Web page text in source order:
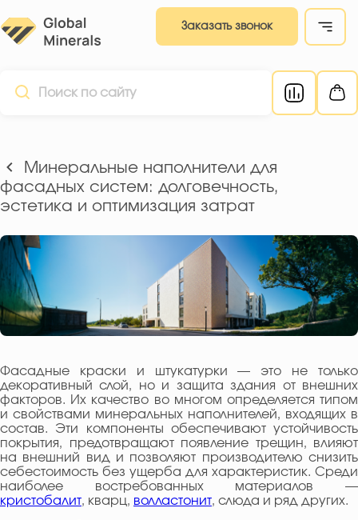
Заказать звонок
Минеральные наполнители для
фасадных систем: долговечность,
эстетика и оптимизация затрат
Фасадные краски и штукатурки — это не только
декоративный слой, но и защита здания от внешних
факторов. Их качество во многом определяется типом
и свойствами минеральных наполнителей, входящих в
состав. Эти компоненты обеспечивают устойчивость
покрытия, предотвращают появление трещин, влияют
на внешний вид и позволяют производителю снизить
себестоимость без ущерба для характеристик. Среди
наиболее востребованных материалов —
кристобалит, кварц, волластонит, слюда и ряд других.